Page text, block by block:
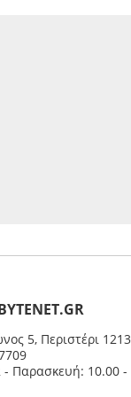
5, Περιστέρι
- Παρασκευή: 10.00 -